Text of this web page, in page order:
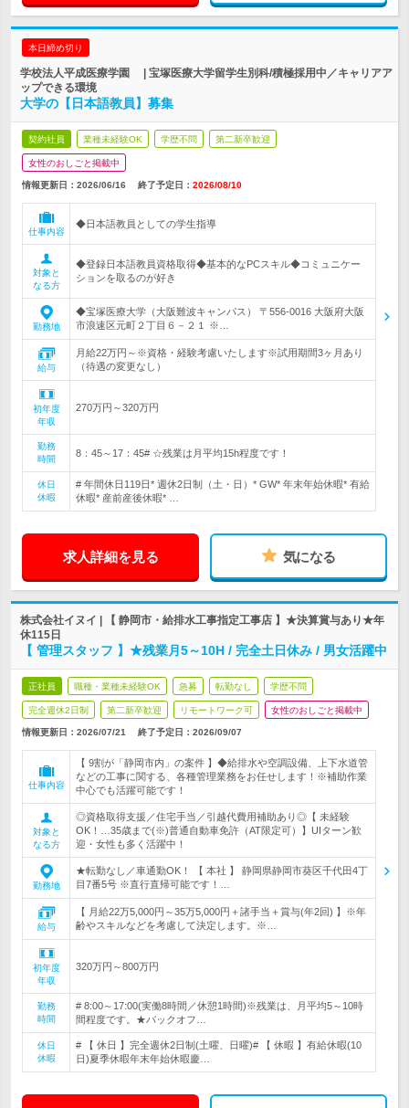
本日締め切り
学校法人平成医療学園 | 宝塚医療大学留学生別科/積極採用中／キャリアア
ップできる環境
大学の【日本語教員】募集
契約社員 業種未経験OK 学歴不問 第二新卒歓迎
女性のおしごと掲載中
情報更新日：2026/06/16 終了予定日： 2026/08/10
仕事内容
◆日本語教員としての学生指導
対象と
なる方
◆登録日本語教員資格取得◆基本的なPCスキル◆コミュニケー
ションを取るのが好き
勤務地
◆宝塚医療大学（大阪難波キャンパス） 〒556-0016 大阪府大阪
市浪速区元町２丁目６－２１ ※…
給与
月給22万円～※資格・経験考慮いたします※試用期間3ヶ月あり
（待遇の変更なし）
初年度
年収
270万円～320万円
勤務
時間
8：45～17：45# ☆残業は月平均15h程度です！
休日
休暇
# 年間休日119日* 週休2日制（土・日）* GW* 年末年始休暇* 有給
休暇* 産前産後休暇* …
求人詳細を見る 気になる
株式会社イヌイ | 【 静岡市・給排水工事指定工事店 】★決算賞与あり★年
休115日
【 管理スタッフ 】★残業月5～10H / 完全土日休み / 男女活躍中
正社員 職種・業種未経験OK 急募 転勤なし 学歴不問
完全週休2日制 第二新卒歓迎 リモートワーク可 女性のおしごと掲載中
情報更新日：2026/07/21 終了予定日： 2026/09/07
仕事内容
【 9割が「静岡市内」の案件 】◆給排水や空調設備、上下水道管
などの工事に関する、各種管理業務をお任せします！※補助作業
中心でも活躍可能です！
対象と
なる方
◎資格取得支援／住宅手当／引越代費用補助あり◎【 未経験
OK！…35歳まで(※)普通自動車免許（AT限定可）】UIターン歓
迎・女性も多く活躍中！
勤務地
★転勤なし／車通勤OK！ 【 本社 】 静岡県静岡市葵区千代田4丁
目7番5号 ※直行直帰可能です！…
給与
【 月給22万5,000円～35万5,000円＋諸手当＋賞与(年2回) 】※年
齢やスキルなどを考慮して決定します。※…
初年度
年収
320万円～800万円
勤務
時間
# 8:00～17:00(実働8時間／休憩1時間)※残業は、月平均5～10時
間程度です。★バックオフ…
休日
休暇
# 【 休日 】完全週休2日制(土曜、日曜)# 【 休暇 】有給休暇(10
日)夏季休暇年末年始休暇慶…